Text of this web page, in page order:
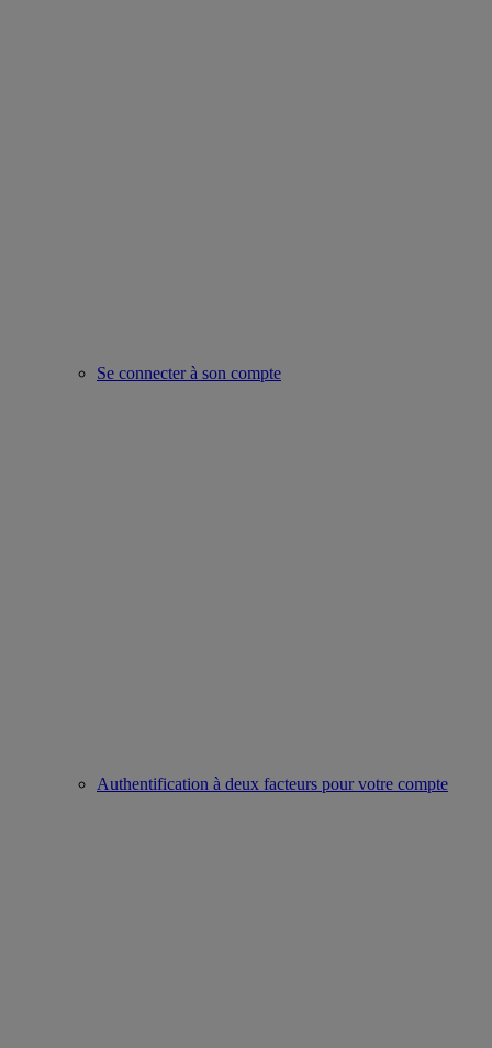
Se connecter à son compte
Authentification à deux facteurs pour votre compte